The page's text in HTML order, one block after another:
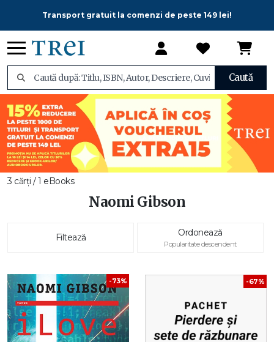
Transport gratuit la comenzi de peste 149 lei!
Caută
3 cărți / 1 eBooks
Naomi Gibson
Filtează Ordonează
Popularitate descendent
-73% -67%